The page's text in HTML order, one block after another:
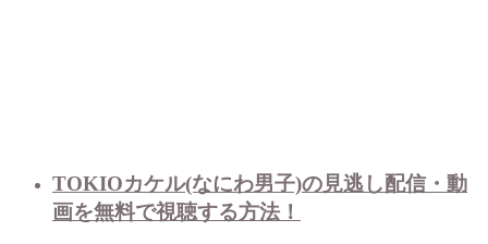
TOKIOカケル(なにわ男子)の見逃し配信・動
画を無料で視聴する方法！